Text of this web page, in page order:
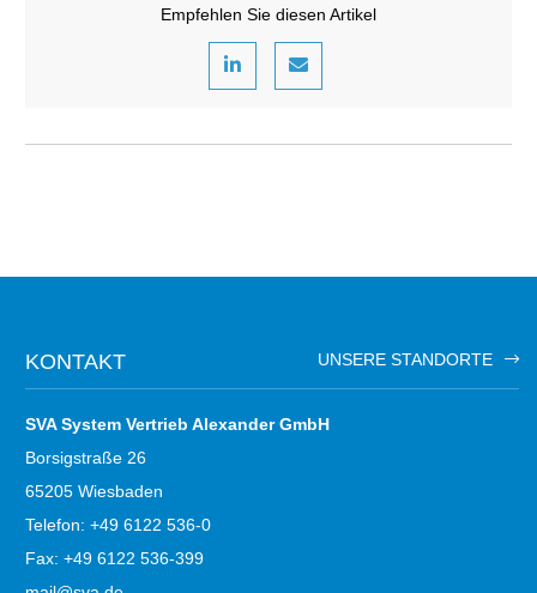
Empfehlen Sie diesen Artikel
KONTAKT UNSERE STANDORTE
SVA System Vertrieb Alexander GmbH
Borsigstraße 26
65205 Wiesbaden
Telefon: +49 6122 536-0
Fax: +49 6122 536-399